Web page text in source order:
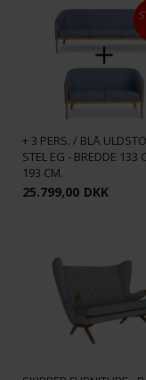
SKALMA - MEXICO
+ 3 PERS. / BLÅ
STEL EG - BREDDE 133
193 CM.
25.799,00 DKK